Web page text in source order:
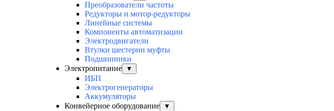
Преобразователи частоты
Редукторы и мотор-редукторы
Линейные системы
Компоненты автоматизации
Электродвигатели
Втулки шестерни муфты
Подшипники
Электропитание
▼
ИБП
Электрогенераторы
Аккумуляторы
Конвейерное оборудование
▼